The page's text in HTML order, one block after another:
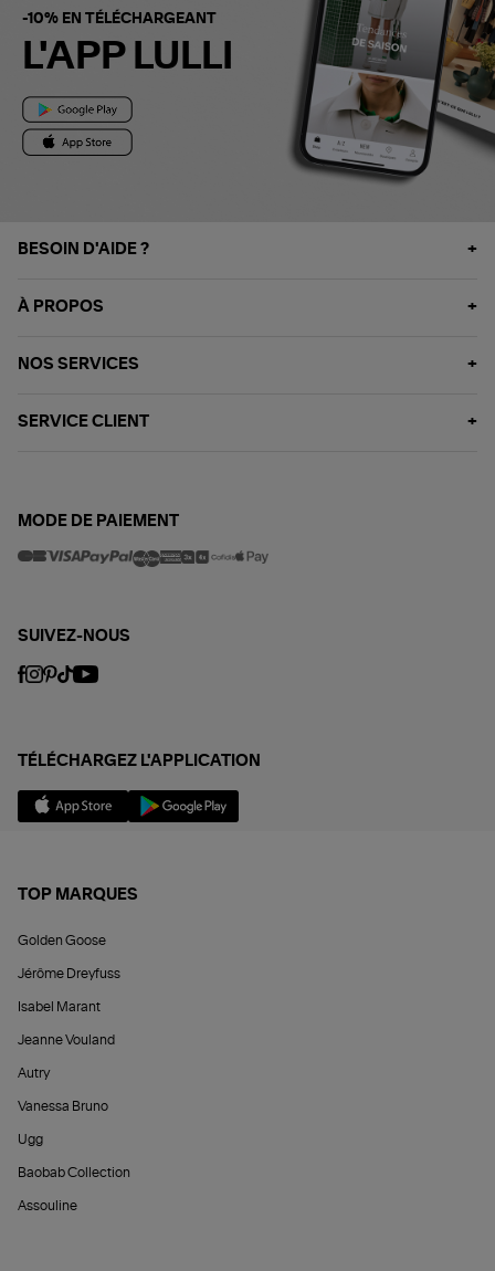
-10% EN TÉLÉCHARGEANT
L'APP LULLI
BESOIN D'AIDE ?
À PROPOS
NOS SERVICES
SERVICE CLIENT
MODE DE PAIEMENT
SUIVEZ-NOUS
TÉLÉCHARGEZ L'APPLICATION
TOP MARQUES
Golden Goose
Jérôme Dreyfuss
Isabel Marant
Jeanne Vouland
Autry
Vanessa Bruno
Ugg
Baobab Collection
Assouline